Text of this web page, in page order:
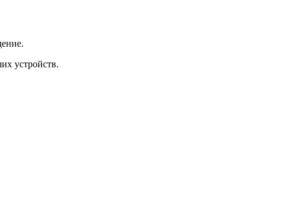
устройств.